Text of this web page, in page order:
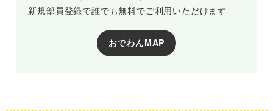
新規部員登録で誰でも無料でご利用いただけます
おでわんMAP